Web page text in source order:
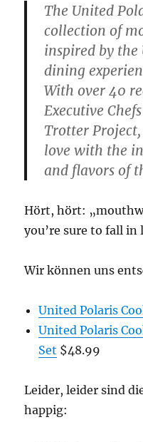
The United
collection of
inspired by
dining
With over 40
Executive
Trotter
love with the
and flavors of
Hört, hört:
you’re sure to fall in
Wir können uns
United Polaris
United Polaris
Set $48.99
Leider, leider sind
happig: